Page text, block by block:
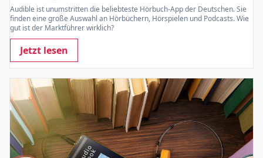
Audible ist unumstritten die beliebteste Hörbuch-App der Deutschen. Sie
finden eine große Auswahl an Hörbüchern, Hörspielen und Podcasts. Wie
gut ist der Marktführer wirklich?
Jetzt lesen